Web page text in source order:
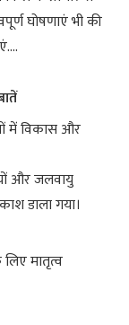
घोषणाएं भी की
में विकास और
और जलवायु
डाला गया।
मातृत्व